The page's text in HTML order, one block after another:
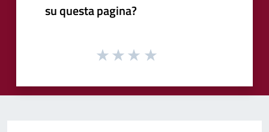
su questa pagina?